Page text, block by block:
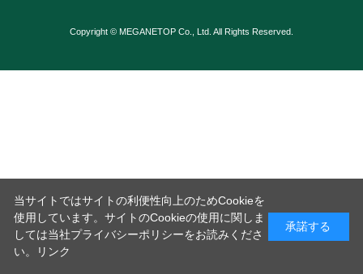
Copyright © MEGANETOP Co., Ltd. All Rights Reserved.
当サイトではサイトの利便性向上のためCookieを
使用しています。サイトのCookieの使用に関しま
しては当社プライバシーポリシーをお読みくださ
い。
リンク
承諾する